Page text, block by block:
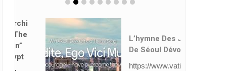
De Séoul Dévoilé
https://www.vatican
news.va/fr/eglise/n